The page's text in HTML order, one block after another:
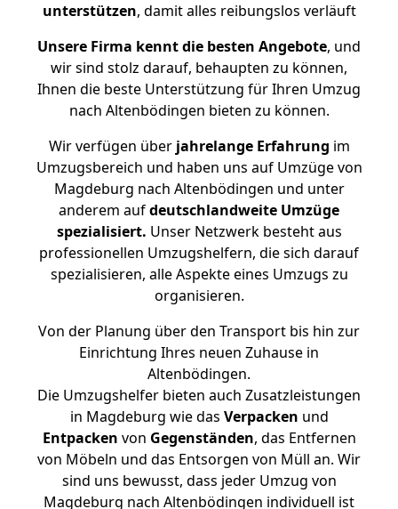
unterstützen, damit alles reibungslos verläuft
Unsere Firma kennt die besten Angebote, und
wir sind stolz darauf, behaupten zu können,
Ihnen die beste Unterstützung für Ihren Umzug
nach Altenbödingen bieten zu können.
Wir verfügen überjahrelange Erfahrung im
Umzugsbereich und haben uns auf Umzüge von
Magdeburg nach Altenbödingen und unter
anderem aufdeutschlandweite Umzüge
spezialisiert. Unser Netzwerk besteht aus
professionellen Umzugshelfern, die sich darauf
spezialisieren, alle Aspekte eines Umzugs zu
organisieren.
Von der Planung über den Transport bis hin zur
Einrichtung Ihres neuen Zuhause in
Altenbödingen.
Die Umzugshelfer bieten auch Zusatzleistungen
in Magdeburg wie das Verpacken und
Entpacken von Gegenständen, das Entfernen
von Möbeln und das Entsorgen von Müll an. Wir
sind uns bewusst, dass jeder Umzug von
Magdeburg nach Altenbödingen individuell ist